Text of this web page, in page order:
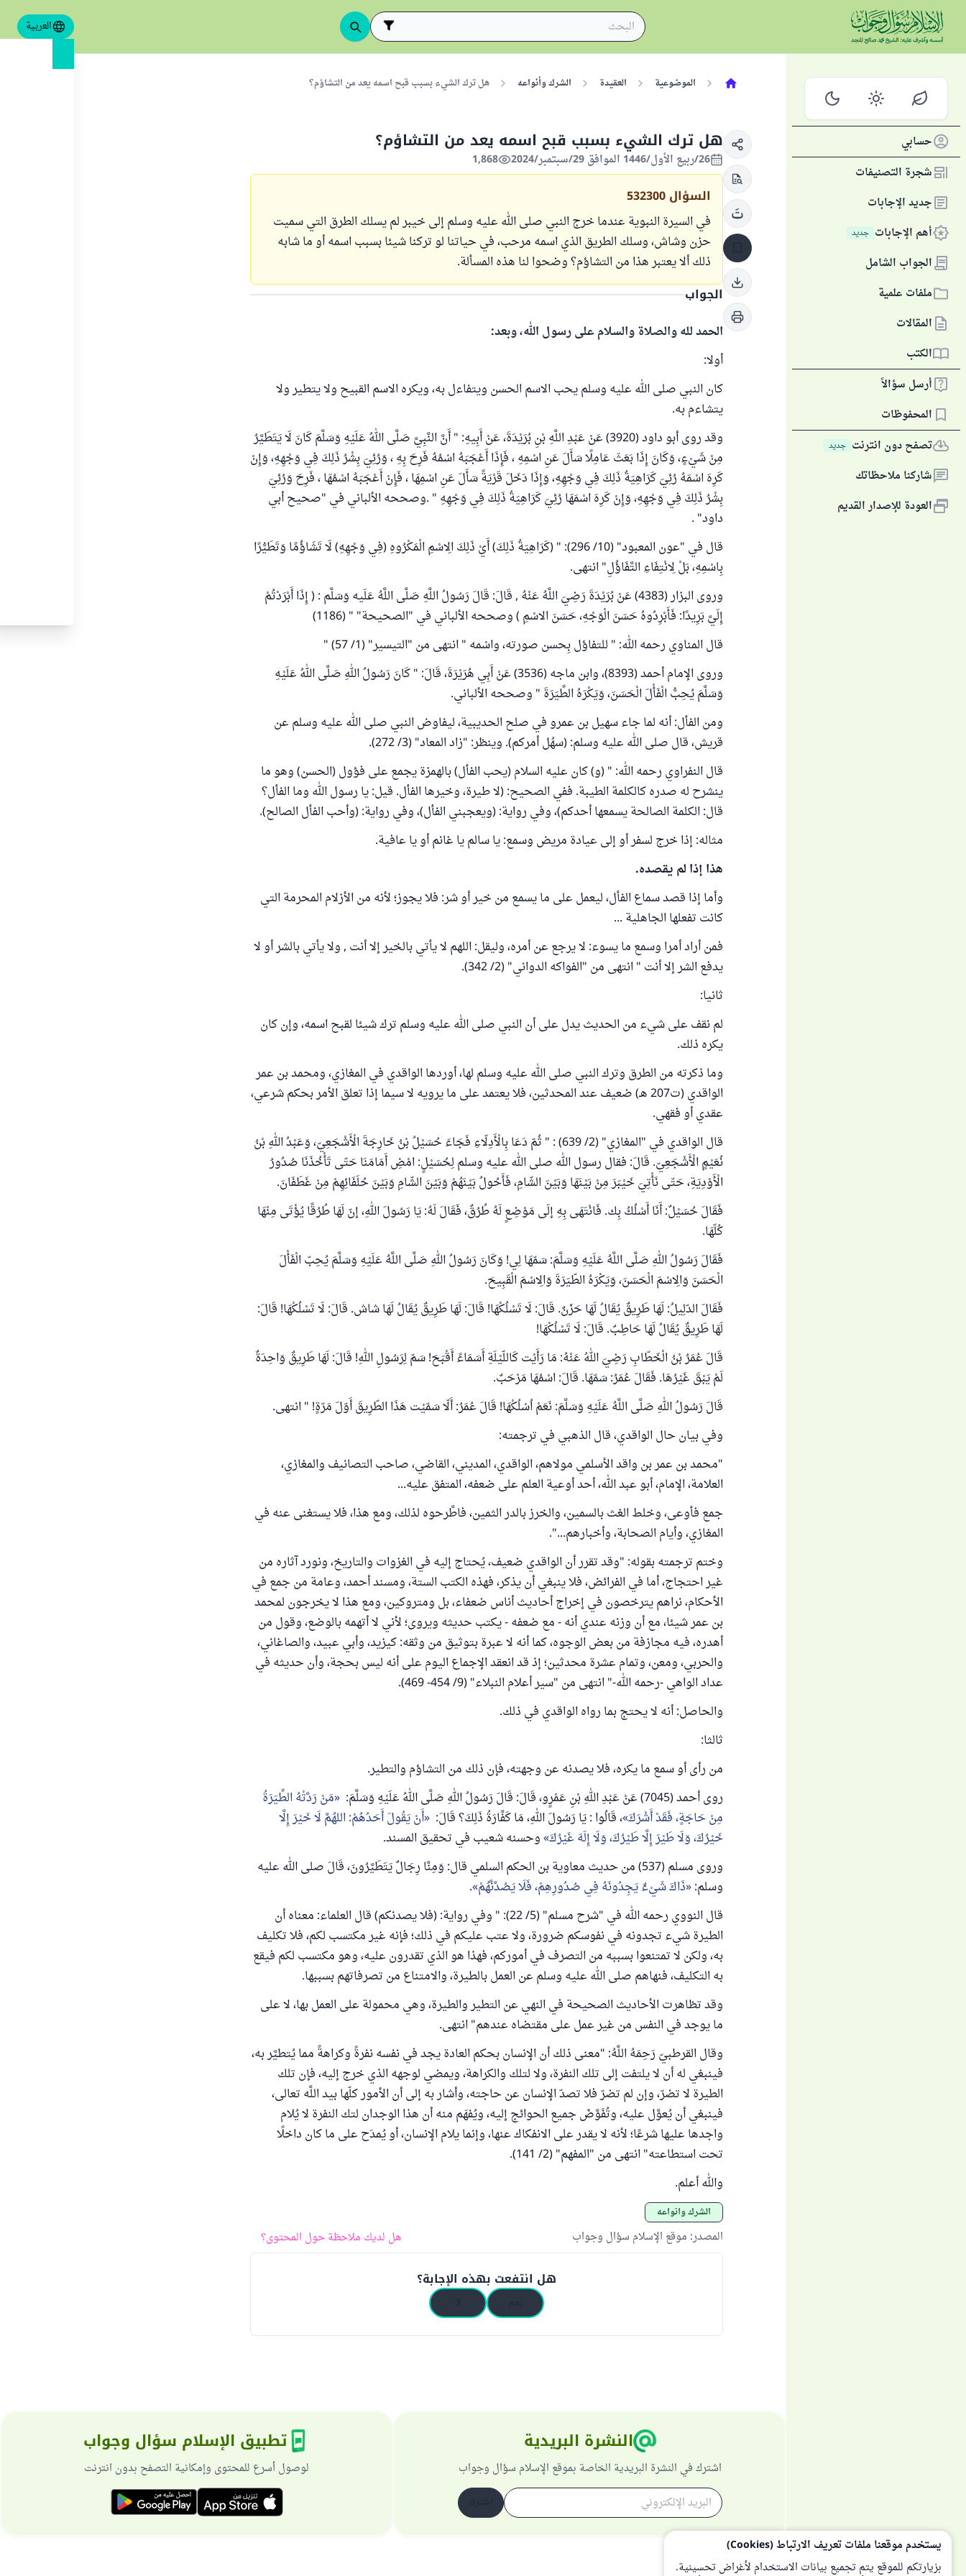
العربية
حسابي
شجرة التصنيفات
جديد الإجابات
أهم الإجابات جديد
الجواب الشامل
ملفات علمية
المقالات
الكتب
أرسل سؤالاً
المحفوظات
تصفح دون انترنت جديد
شاركنا ملاحظاتك
العودة للإصدار القديم
الموضوعية العقيدة الشرك وأنواعه هل ترك الشيء بسبب قبح اسمه يعد من التشاؤم؟
هل ترك الشيء بسبب قبح اسمه يعد من التشاؤم؟
26/ربيع الأول/1446 الموافق 29/سبتمبر/2024 1,868
السؤال 532300
في السيرة النبوية عندما خرج النبي صلى الله عليه وسلم إلى خيبر لم يسلك الطرق التي سميت
حزن وشاش، وسلك الطريق الذي اسمه مرحب، في حياتنا لو تركنا شيئا بسبب اسمه أو ما شابه
ذلك ألا يعتبر هذا من التشاؤم؟ وضحوا لنا هذه المسألة.
الجواب
الحمد لله والصلاة والسلام على رسول الله، وبعد:
أولا:
كان النبي صلى الله عليه وسلم يحب الاسم الحسن ويتفاءل به، ويكره الاسم القبيح ولا يتطير ولا
يتشاءم به.
وقد روى أبو داود (3920) عَنْ عَبْدِ اللَّهِ بْنِ بُرَيْدَةَ، عَنْ أَبِيهِ: " أَنَّ النَّبِيَّ صَلَّى اللهُ عَلَيْهِ وَسَلَّمَ كَانَ لَا يَتَطَيَّرُ
مِنْ شَيْءٍ، وَكَانَ إِذَا بَعَثَ عَامِلًا سَأَلَ عَنِ اسْمِهِ ، فَإِذَا أَعْجَبَهُ اسْمُهُ فَرِحَ بِهِ ، وَرُئِيَ بِشْرُ ذَلِكَ فِي وَجْهِهِ، وَإِنْ
كَرِهَ اسْمَهُ رُئِيَ كَرَاهِيَةُ ذَلِكَ فِي وَجْهِهِ، وَإِذَا دَخَلَ قَرْيَةً سَأَلَ عَنِ اسْمِهَا ، فَإِنْ أَعْجَبَهُ اسْمُهَا ، فَرِحَ وَرُئِيَ
بِشْرُ ذَلِكَ فِي وَجْهِهِ، وَإِنْ كَرِهَ اسْمَهَا رُئِيَ كَرَاهِيَةُ ذَلِكَ فِي وَجْهِهِ " .وصححه الألباني في "صحيح أبي
داود" .
قال في "عون المعبود" (10/ 296): " (كَرَاهِيَةُ ذَلِكَ) أَيْ ذَلِكَ الِاسْمِ الْمَكْرُوهِ (فِي وَجْهِهِ) لَا تَشَاؤُمًا وَتَطَيُّرًا
بِاسْمِهِ، بَلْ لِانْتِفَاءِ التَّفَاؤُلِ" انتهى.
وروى البزار (4383) عَنْ بُرَيْدَةَ رَضِيَ اللَّهُ عَنْهُ , قَالَ: قَالَ رَسُولُ اللَّهِ صَلَّى اللَّهُ عَلَيه وَسَلَّم : ( إِذَا أَبْرَدْتُمْ
إِلَيَّ بَرِيدًا: فَأَبْرِدُوهُ حَسَنَ الْوَجْهِ، حَسَنَ الاسْمِ ) وصححه الألباني في "الصحيحة" " (1186)
قال المناوي رحمه الله: " للتفاؤل بِحسن صورته، واسْمه " انتهى من "التيسير" (1/ 57) "
وروى الإمام أحمد (8393)، وابن ماجه (3536) عَنْ أَبِي هُرَيْرَةَ، قَالَ: " كَانَ رَسُولُ اللهِ صَلَّى اللهُ عَلَيْهِ
وَسَلَّمَ يُحِبُّ الْفَأْلَ الْحَسَنَ، وَيَكْرَهُ الطِّيَرَةَ " وصححه الألباني.
ومن الفأل: أنه لما جاء سهيل بن عمرو في صلح الحديبية، ليفاوض النبي صلى الله عليه وسلم عن
قريش، قال صلى الله عليه وسلم: (سهُل أمركم). وينظر: "زاد المعاد" (3/ 272).
قال النفراوي رحمه الله: " (و) كان عليه السلام (يحب الفأل) بالهمزة يجمع على فؤول (الحسن) وهو ما
ينشرح له صدره كالكلمة الطيبة. ففي الصحيح: (لا طيرة، وخيرها الفأل. قيل: يا رسول الله وما الفأل؟
قال: الكلمة الصالحة يسمعها أحدكم)، وفي رواية: (ويعجبني الفأل)، وفي رواية: (وأحب الفأل الصالح).
مثاله: إذا خرج لسفر أو إلى عيادة مريض وسمع: يا سالم يا غانم أو يا عافية.
هذا إذا لم يقصده.
وأما إذا قصد سماع الفأل، ليعمل على ما يسمع من خير أو شر: فلا يجوز؛ لأنه من الأزلام المحرمة التي
كانت تفعلها الجاهلية ...
فمن أراد أمرا وسمع ما يسوء: لا يرجع عن أمره، وليقل: اللهم لا يأتي بالخير إلا أنت , ولا يأتي بالشر أو لا
يدفع الشر إلا أنت " انتهى من "الفواكه الدواني" (2/ 342).
ثانيا:
لم نقف على شيء من الحديث يدل على أن النبي صلى الله عليه وسلم ترك شيئا لقبح اسمه، وإن كان
يكره ذلك.
وما ذكرته من الطرق وترك النبي صلى الله عليه وسلم لها، أوردها الواقدي في المغازي، ومحمد بن عمر
الواقدي (ت207 هـ) ضعيف عند المحدثين، فلا يعتمد على ما يرويه لا سيما إذا تعلق الأمر بحكم شرعي،
عقدي أو فقهي.
قال الواقدي في "المغازي" (2/ 639) : " ثُمّ دَعَا بِالْأَدِلّاءِ فَجَاءَ حُسَيْلُ بْنُ خَارِجَةَ الْأَشْجَعِيّ، وَعَبْدُ اللهِ بْنُ
نُعَيْمٍ الْأَشْجَعِيّ. قَالَ: فقال رسول الله صلى الله عليه وسلم لِحُسَيْلٍ: امْضِ أَمَامَنَا حَتّى تَأْخُذَنَا صُدُورُ
الْأَوْدِيَةِ، حَتّى نَأْتِيَ خَيْبَرَ مِنْ بَيْنَهَا وَبَيْنَ الشّامِ، فَأَحُولُ بَيْنَهُمْ وَبَيْنَ الشّامِ وَبَيْنَ حُلَفَائِهِمْ مِنْ غَطَفَانَ.
فَقَالَ حُسَيْلٌ: أَنَا أَسْلُكُ بِك. فَانْتَهَى بِهِ إلَى مَوْضِعٍ لَهُ طُرُقٌ، فَقَالَ لَهُ: يَا رَسُولَ اللهِ، إنّ لَهَا طُرُقًا يُؤْتَى مِنْهَا
كُلّهَا.
فَقَالَ رَسُولُ اللهِ صَلَّى اللَّهُ عَلَيْهِ وَسَلَّمَ: سَمّهَا لِي! وَكَانَ رَسُولُ اللهِ صَلَّى اللَّهُ عَلَيْهِ وَسَلَّمَ يُحِبّ الْفَأْلَ
الْحَسَنَ وَالِاسْمَ الْحَسَنَ، وَيَكْرَهُ الطّيَرَةَ وَالِاسْمَ الْقَبِيحَ.
فَقَالَ الدّلِيلُ: لَهَا طَرِيقٌ يُقَالُ لَهَا حَزَنٌ. قَالَ: لَا تَسْلُكْهَا! قَالَ: لَهَا طَرِيقٌ يُقَالُ لَهَا شاش. قَالَ: لَا تَسْلُكْهَا! قَالَ:
لَهَا طَرِيقٌ يُقَالُ لَهَا حَاطِبٌ. قَالَ: لَا تَسْلُكْهَا!
قَالَ عُمَرُ بْنُ الْخَطّابِ رَضِيَ اللهُ عَنْهُ: مَا رَأَيْت كَاللّيْلَةِ أَسَمَاءً أَقْبَحَ! سَمّ لِرَسُولِ اللهِ! قَالَ: لَهَا طَرِيقٌ وَاحِدَةٌ
لَمْ يَبْقَ غَيْرُهَا. فَقَالَ عُمَرُ: سَمّهَا. قَالَ: اسْمُهَا مَرْحَبٌ.
قَالَ رَسُولُ اللهِ صَلَّى اللَّهُ عَلَيْهِ وَسَلَّمَ: نَعَمْ اُسْلُكْهَا! قَالَ عُمَرُ: أَلّا سَمّيْت هَذَا الطّرِيقَ أَوّلَ مَرّةٍ! " انتهى.
وفي بيان حال الواقدي، قال الذهبي في ترجمته:
"محمد بن عمر بن واقد الأسلمي مولاهم، الواقدي، المديني، القاضي، صاحب التصانيف والمغازي،
العلامة، الإمام، أبو عبد الله، أحد أوعية العلم على ضعفه، المتفق عليه...
جمع فأوعى، وخلط الغث بالسمين، والخرز بالدر الثمين، فاطَّرحوه لذلك، ومع هذا، فلا يستغنى عنه في
المغازي، وأيام الصحابة، وأخبارهم...".
وختم ترجمته بقوله: "وقد تقرر أن الواقدي ضعيف، يُحتاج إليه في الغزوات والتاريخ، ونورد آثاره من
غير احتجاج، أما في الفرائض، فلا ينبغي أن يذكر، فهذه الكتب الستة، ومسند أحمد، وعامة من جمع في
الأحكام، نراهم يترخصون في إخراج أحاديث أناس ضعفاء، بل ومتروكين، ومع هذا لا يخرجون لمحمد
بن عمر شيئا، مع أن وزنه عندي أنه - مع ضعفه - يكتب حديثه ويروى؛ لأني لا أتهمه بالوضع، وقول من
أهدره، فيه مجازفة من بعض الوجوه، كما أنه لا عبرة بتوثيق من وثقه: كيزيد، وأبي عبيد، والصاغاني،
والحربي، ومعن، وتمام عشرة محدثين؛ إذ قد انعقد الإجماع اليوم على أنه ليس بحجة، وأن حديثه في
عداد الواهي -رحمه الله-" انتهى من "سير أعلام النبلاء" (9/ 454- 469).
والحاصل: أنه لا يحتج بما رواه الواقدي في ذلك.
ثالثا:
من رأى أو سمع ما يكره، فلا يصدنه عن وجهته، فإن ذلك من التشاؤم والتطير.
روى أحمد (7045) عَنْ عَبْدِ اللهِ بْنِ عَمْرٍو، قَالَ: قَالَ رَسُولُ اللهِ صَلَّى اللهُ عَلَيْهِ وَسَلَّمَ:
مَنْ رَدَّتْهُ الطِّيَرَةُ
مِنْ حَاجَةٍ، فَقَدْ أَشْرَكَ ، قَالُوا : يَا رَسُولَ اللهِ، مَا كَفَّارَةُ ذَلِكَ؟ قَالَ: أَنْ يَقُولَ أَحَدُهُمْ: اللهُمَّ لَا خَيْرَ إِلَّا
خَيْرُكَ، وَلَا طَيْرَ إِلَّا طَيْرُكَ، وَلَا إِلَهَ غَيْرُكَ وحسنه شعيب في تحقيق المسند.
وروى مسلم (537) من حديث معاوية بن الحكم السلمي قال: وَمِنَّا رِجَالٌ يَتَطَيَّرُونَ، قَالَ صلى الله عليه
وسلم: ذَاكَ شَيْءٌ يَجِدُونَهُ فِي صُدُورِهِمْ، فَلَا يَصُدَّنَّهُمْ .
قال النووي رحمه الله في "شرح مسلم" (5/ 22): " وفي رواية: (فلا يصدنكم) قال العلماء: معناه أن
الطيرة شيء تجدونه في نفوسكم ضرورة، ولا عتب عليكم في ذلك؛ فإنه غير مكتسب لكم، فلا تكليف
به، ولكن لا تمتنعوا بسببه من التصرف في أموركم، فهذا هو الذي تقدرون عليه، وهو مكتسب لكم فيقع
به التكليف، فنهاهم صلى الله عليه وسلم عن العمل بالطيرة، والامتناع من تصرفاتهم بسببها.
وقد تظاهرت الأحاديث الصحيحة في النهي عن التطير والطيرة، وهي محمولة على العمل بها، لا على
ما يوجد في النفس من غير عمل على مقتضاه عندهم" انتهى.
وقال القرطبيّ رَحِمَهُ اللَّهُ: "معنى ذلك أن الإنسان بحكم العادة يجد في نفسه نفرةً وكراهةً مما يُتطيَّر به،
فينبغي له أن لا يلتفت إلى تلك النفرة، ولا لتلك والكراهة، ويمضي لوجهه الذي خرج إليه، فإن تلك
الطيرة لا تضرّ، وإن لم تضرّ فلا تصدّ الإنسان عن حاجته، وأشار به إلى أن الأمور كلّها بيد اللَّه تعالى،
فينبغي أن يُعوَّل عليه، وتُفَوَّضَ جميع الحوائج إليه، ويُفهَم منه أن هذا الوجدان لتك النفرة لا يُلام
واجدها عليها شرعًا؛ لأنه لا يقدر على الانفكاك عنها، وإنما يلام الإنسان، أو يُمدَح على ما كان داخلًا
تحت استطاعته" انتهى من "المفهم" (2/ 141).
والله أعلم.
الشرك وأنواعه
المصدر: موقع الإسلام سؤال وجواب هل لديك ملاحظة حول المحتوى؟
هل انتفعت بهذه الإجابة؟
النشرة البريدية
اشترك في النشرة البريدية الخاصة بموقع الإسلام سؤال وجواب
تطبيق الإسلام سؤال وجواب
لوصول أسرع للمحتوى وإمكانية التصفح بدون انترنت
يستخدم موقعنا ملفات تعريف الارتباط (Cookies)
بزيارتكم للموقع يتم تجميع بيانات الاستخدام لأغراض تحسينية.